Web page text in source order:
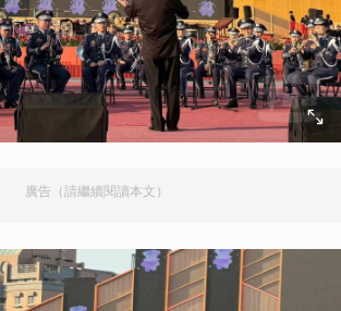
廣告（請繼續閱讀本文）